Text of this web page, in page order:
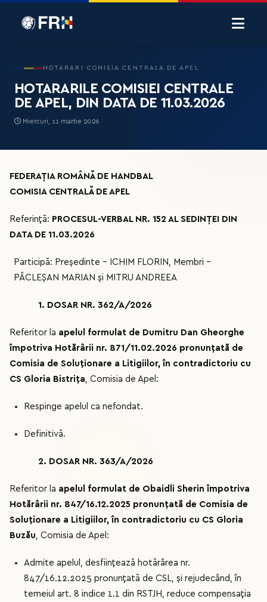
HOTARARI COMISIA CENTRALA DE APEL
HOTARARILE COMISIEI CENTRALE
DE APEL, DIN DATA DE 11.03.2026
Miercuri, 11 martie 2026
FEDERAȚIA ROMÂNĂ DE HANDBAL
COMISIA CENTRALĂ DE APEL
Referință: PROCESUL-VERBAL NR. 152 AL SEDINȚEI DIN
DATA DE 11.03.2026
Participă: Președinte – ICHIM FLORIN, Membri –
PÂCLEȘAN MARIAN și MITRU ANDREEA
1. DOSAR NR. 362/A/2026
Referitor la apelul formulat de Dumitru Dan Gheorghe
împotriva Hotărârii nr. 871/11.02.2026 pronunțată de
Comisia de Soluționare a Litigiilor, în contradictoriu cu
CS Gloria Bistrița, Comisia de Apel:
Respinge apelul ca nefondat.
Definitivă.
2. DOSAR NR. 363/A/2026
Referitor la apelul formulat de Obaidli Sherin împotriva
Hotărârii nr. 847/16.12.2025 pronunțată de Comisia de
Soluționare a Litigiilor, în contradictoriu cu CS Gloria
Buzău, Comisia de Apel:
Admite apelul, desființează hotărârea nr.
847/16.12.2025 pronunțată de CSL, și rejudecând, în
temeiul art. 8 indice 1.1 din RSTJH, reduce compensația